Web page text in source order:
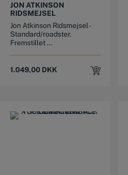
JON ATKINSON
RIDSMEJSEL
Jon Atkinson Ridsmejsel -
Standard/roadster.
Fremstillet ...
1.049,00 DKK